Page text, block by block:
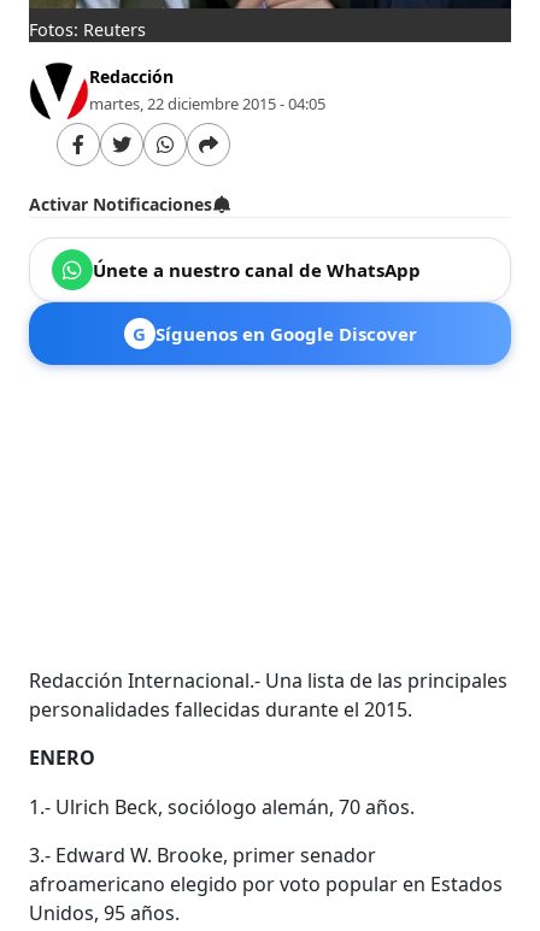
Fotos: Reuters
Redacción
martes, 22 diciembre 2015 - 04:05
Activar Notificaciones
Únete a nuestro canal de WhatsApp
G Síguenos en Google Discover
Redacción Internacional.- Una lista de las principales
personalidades fallecidas durante el 2015.
ENERO
1.- Ulrich Beck, sociólogo alemán, 70 años.
3.- Edward W. Brooke, primer senador
afroamericano elegido por voto popular en Estados
Unidos, 95 años.